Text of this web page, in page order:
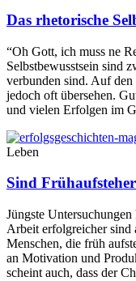
Das rhetorische
“Oh Gott, ich muss ne
Selbstbewusstsein sind
verbunden sind. Auf
jedoch oft übersehen.
und vielen Erfolgen im
Leben
Sind
Jüngste
Arbeit erfolgreicher sind
Menschen, die früh
an Motivation und
scheint auch, dass der